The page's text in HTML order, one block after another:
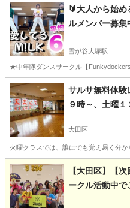
東京 武蔵村山市 ヒップホップ
🔰大人から始
ルメンバー募集
雪が谷大塚駅
★中年隊ダンスサークル【
東京 大田区 雪が谷大塚駅
サルサ無料体験
９時～、土曜
大田区
火曜クラスでは、誰にでも覚え易く分
東京 大田区 サルサダンス
【大田区】【
ークル活動中